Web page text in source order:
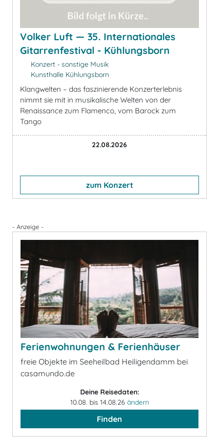
Volker Luft — 35. Internationales
Gitarrenfestival - Kühlungsborn
Konzert - sonstige Musik
Kunsthalle Kühlungsborn
Klangwelten – das faszinierende Konzerterlebnis
nimmt sie mit in musikalische Welten von der
Renaissance zum Flamenco, vom Barock zum
Tango
22.08.2026
zum Konzert
- Anzeige -
Ferienwohnungen & Ferienhäuser
freie Objekte im Seeheilbad Heiligendamm bei
casamundo.de
Deine Reisedaten:
10.08. bis 14.08.26 ändern
Finden